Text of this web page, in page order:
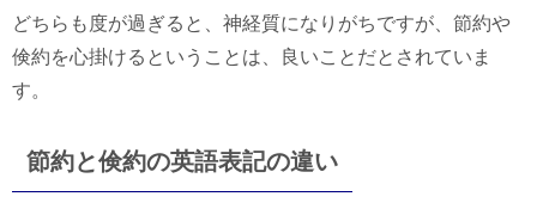
どちらも度が過ぎると、神経質になりがちですが、節約や
倹約を心掛けるということは、良いことだとされていま
す。
節約と倹約の英語表記の違い